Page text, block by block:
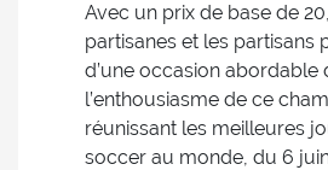
Avec un prix de base de
partisanes et les partisans
d’une occasion abordable
l’enthousiasme de ce
réunissant les meilleures
soccer au monde, du 6